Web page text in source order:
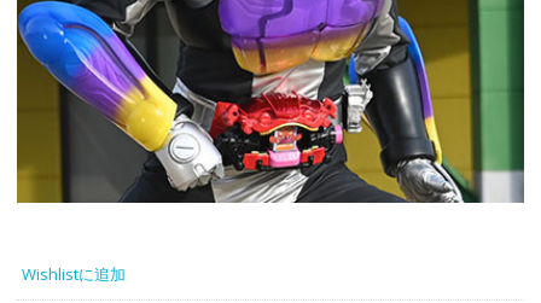
Wishlistに追加